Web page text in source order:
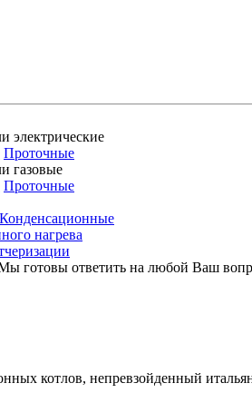
электрические
Проточные
газовые
Проточные
Конденсационные
нагрева
готовы ответить на любой Ваш
котлов, непревзойденный